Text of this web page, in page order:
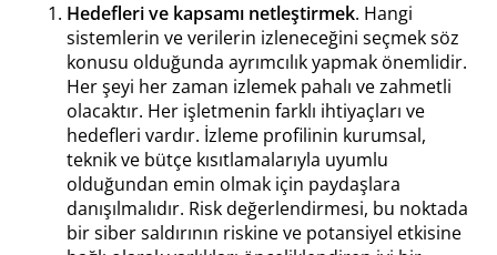
Hedefleri ve kapsamı netleştirmek. Hangi
sistemlerin ve verilerin izleneceğini seçmek söz
konusu olduğunda ayrımcılık yapmak önemlidir.
Her şeyi her zaman izlemek pahalı ve zahmetli
olacaktır. Her işletmenin farklı ihtiyaçları ve
hedefleri vardır. İzleme profilinin kurumsal,
teknik ve bütçe kısıtlamalarıyla uyumlu
olduğundan emin olmak için paydaşlara
danışılmalıdır. Risk değerlendirmesi, bu noktada
bir siber saldırının riskine ve potansiyel etkisine